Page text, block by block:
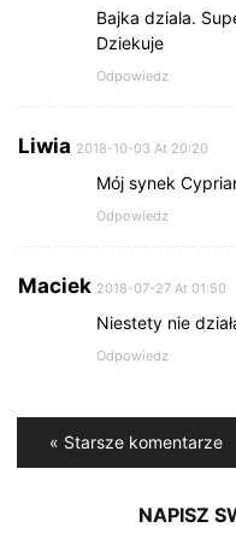
Bajka dziala.
Dziekuje
Odpowiedz
Liwia 2018-10-03 At 20:20
Mój synek
Odpowiedz
Maciek 2018-07-27 At 01:50
Niestety nie
Odpowiedz
« Starsze komentarze
NAPISZ